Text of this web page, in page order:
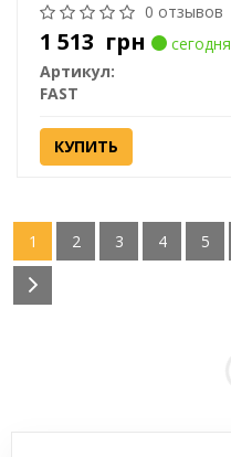
0 отзывов
1 513 грн
сегодня
Артикул:
FAST
КУПИТЬ
1 2 3 4 5